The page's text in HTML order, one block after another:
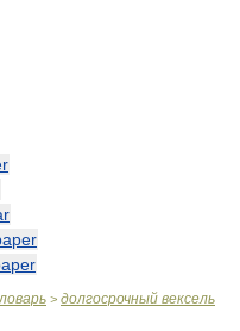
> долгосрочный вексель